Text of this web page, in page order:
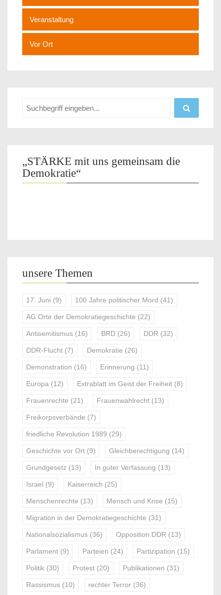
Veranstaltung
Vor Ort
„STÄRKE mit uns gemeinsam die
Demokratie“
unsere Themen
17. Juni (9) 100 Jahre politischer Mord (41)
AG Orte der Demokratiegeschichte (22)
Antisemitismus (16) BRD (26) DDR (32)
DDR-Flucht (7) Demokratie (26)
Demonstration (16) Erinnerung (11)
Europa (12) Extrablatt im Geist der Freiheit (8)
Frauenrechte (21) Frauenwahlrecht (13)
Freikorpsverbände (7)
friedliche Revolution 1989 (29)
Geschichte vor Ort (9) Gleichberechtigung (14)
Grundgesetz (13) In guter Verfassung (13)
Israel (9) Kaiserreich (25)
Menschenrechte (13) Mensch und Krise (15)
Migration in der Demokratiegeschichte (31)
Nationalsozialismus (36) Opposition DDR (13)
Parlament (9) Parteien (24) Partizipation (15)
Politik (30) Protest (20) Publikationen (31)
Rassismus (10) rechter Terror (36)